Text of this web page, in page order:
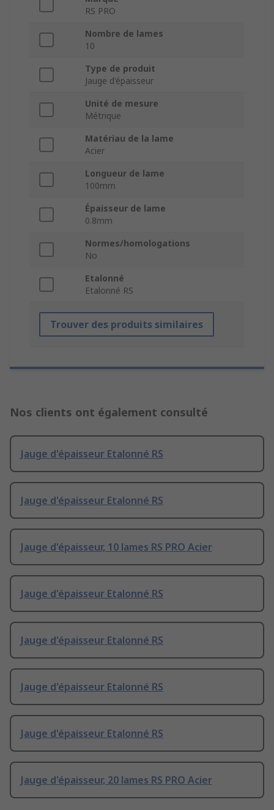
RS PRO
Nombre de lames
10
Type de produit
Jauge d'épaisseur
Unité de mesure
Métrique
Matériau de la lame
Acier
Longueur de lame
100mm
Épaisseur de lame
0.8mm
Normes/homologations
No
Etalonné
Etalonné RS
Trouver des produits similaires
Nos clients ont également consulté
Jauge d'épaisseur Etalonné RS
Jauge d'épaisseur Etalonné RS
Jauge d'épaisseur, 10 lames RS PRO Acier
Jauge d'épaisseur Etalonné RS
Jauge d'épaisseur Etalonné RS
Jauge d'épaisseur Etalonné RS
Jauge d'épaisseur Etalonné RS
Jauge d'épaisseur, 20 lames RS PRO Acier